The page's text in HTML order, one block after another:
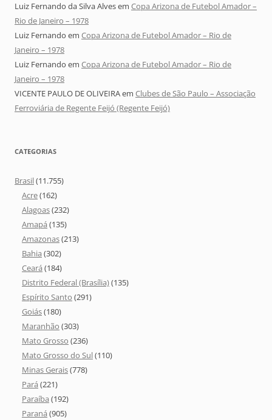
Luiz Fernando da Silva Alvesem Copa Arizona de Futebol Amador –
Rio de Janeiro – 1978
Luiz Fernando em Copa Arizona de Futebol Amador – Rio de
Janeiro – 1978
Luiz Fernando em Copa Arizona de Futebol Amador – Rio de
Janeiro – 1978
VICENTE PAULO DE OLIVEIRAem Clubes de São Paulo – Associação
Ferroviária de Regente Feijó (Regente Feijó)
CATEGORIAS
Brasil(11.755)
Acre(162)
Alagoas(232)
Amapá (135)
Amazonas(213)
Bahia (302)
Ceará (184)
Distrito Federal (Brasília)(135)
Espírito Santo (291)
Goiás(180)
Maranhão (303)
Mato Grosso (236)
Mato Grosso do Sul(110)
Minas Gerais(778)
Pará (221)
Paraíba (192)
Paraná (905)